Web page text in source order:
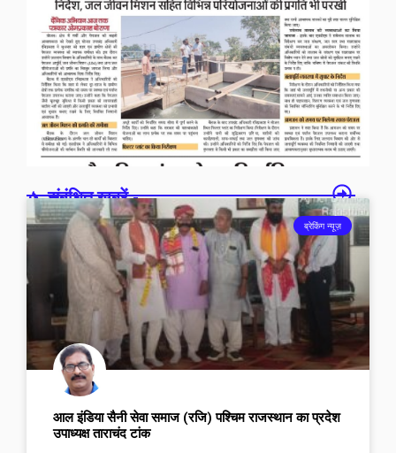
संबंधित खबरें -
ब्रेकिंग न्यूज़
आल इंडिया सैनी सेवा समाज (रजि) पश्चिम राजस्थान का प्रदेश
उपाध्यक्ष ताराचंद टांक